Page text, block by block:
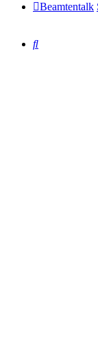
Beamtentalk
Suche